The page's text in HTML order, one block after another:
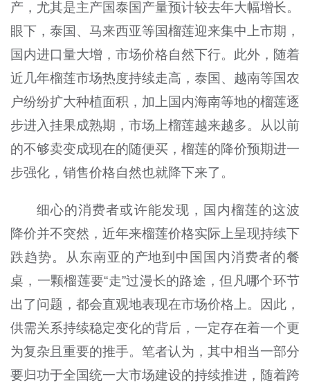
产，尤其是主产国泰国产量预计较去年大幅增长。
眼下，泰国、马来西亚等国榴莲迎来集中上市期，
国内进口量大增，市场价格自然下行。此外，随着
近几年榴莲市场热度持续走高，泰国、越南等国农
户纷纷扩大种植面积，加上国内海南等地的榴莲逐
步进入挂果成熟期，市场上榴莲越来越多。从以前
的不够卖变成现在的随便买，榴莲的降价预期进一
步强化，销售价格自然也就降下来了。
细心的消费者或许能发现，国内榴莲的这波
降价并不突然，近年来榴莲价格实际上呈现持续下
跌趋势。从东南亚的产地到中国国内消费者的餐
桌，一颗榴莲要“走”过漫长的路途，但凡哪个环节
出了问题，都会直观地表现在市场价格上。因此，
供需关系持续稳定变化的背后，一定存在着一个更
为复杂且重要的推手。笔者认为，其中相当一部分
要归功于全国统一大市场建设的持续推进，随着跨